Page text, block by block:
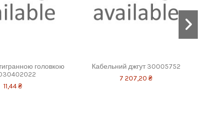
головкою
11,44 ₴
Кабельний джгут 30005752
7 207,20 ₴